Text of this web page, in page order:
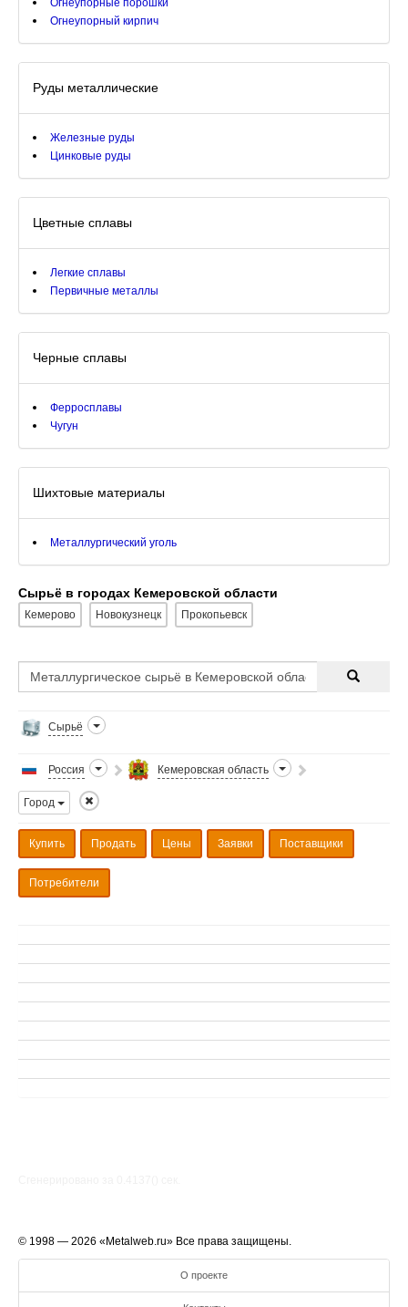
Огнеупорные порошки
Огнеупорный кирпич
Руды металлические
Железные руды
Цинковые руды
Цветные сплавы
Легкие сплавы
Первичные металлы
Черные сплавы
Ферросплавы
Чугун
Шихтовые материалы
Металлургический уголь
Сырьё в городах Кемеровской области
Кемерово Новокузнецк Прокопьевск
Сырьё
Россия Кемеровская область
Город
Купить Продать Цены Заявки Поставщики
Потребители
© 1998 — 2026 «Metalweb.ru» Все права защищены.
О проекте